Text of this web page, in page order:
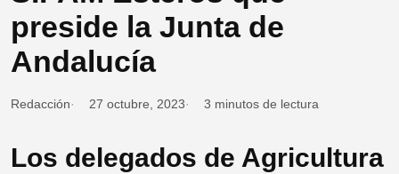
preside la Junta de
Andalucía
Redacción 27 octubre, 2023 3 minutos de lectura
Los delegados de Agricultura